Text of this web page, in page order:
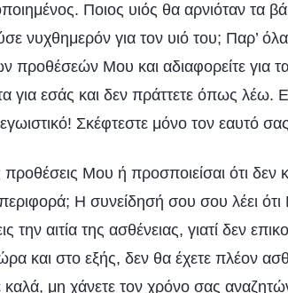
Ποιος υιός θα αρνιόταν τα
νυχθημερόν για τον υιό του; Παρ’
προθέσεών Μου και αδιαφορείτε για
εσάς και δεν πράττετε όπως λέω.
Σκέφτεστε μόνο τον εαυτό
Μου ή προσποιείσαι ότι δεν
Η συνείδησή σου σου λέει
την αιτία της ασθένειας, γιατί δεν
και στο εξής, δεν θα έχετε πλέον
μη χάνετε τον χρόνο σας